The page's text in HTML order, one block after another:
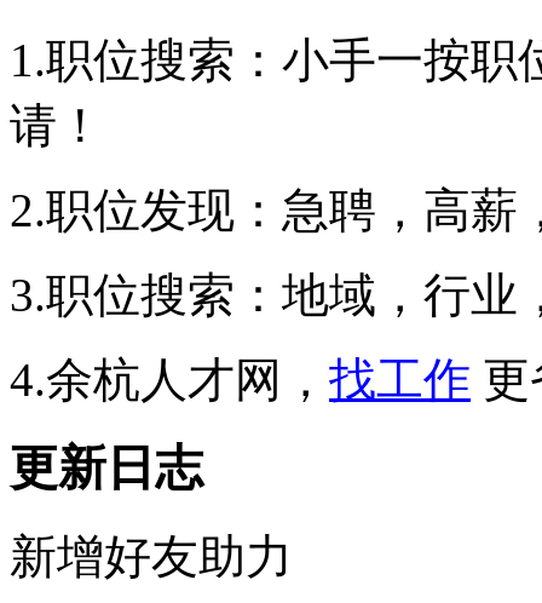
1.职位搜索：小手一按
请！
2.职位发现：急聘，高薪
3.职位搜索：地域，行业
4.余杭人才网， 找工作 更
更新日志
新增好友助力